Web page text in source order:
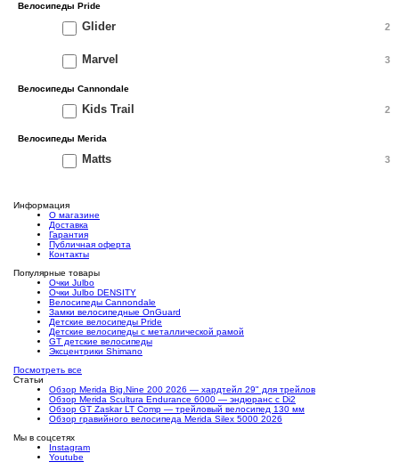
Велосипеды Pride
Glider 2
Marvel 3
Велосипеды Cannondale
Kids Trail 2
Велосипеды Merida
Matts 3
Информация
О магазине
Доставка
Гарантия
Публичная оферта
Контакты
Популярные товары
Очки Julbo
Очки Julbo DENSITY
Велосипеды Cannondale
Замки велосипедные OnGuard
Детские велосипеды Pride
Детские велосипеды с металлической рамой
GT детские велосипеды
Эксцентрики Shimano
Посмотреть все
Статьи
Обзор Merida Big.Nine 200 2026 — хардтейл 29" для трейлов
Обзор Merida Scultura Endurance 6000 — эндюранс с Di2
Обзор GT Zaskar LT Comp — трейловый велосипед 130 мм
Обзор гравийного велосипеда Merida Silex 5000 2026
Мы в соцсетях
Instagram
Youtube